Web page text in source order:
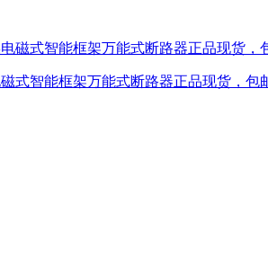
式智能框架万能式断路器正品现货，包